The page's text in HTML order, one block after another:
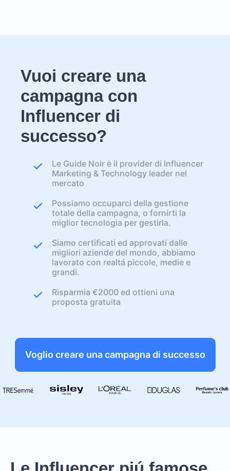
Vuoi creare una
campagna con
Influencer di
successo?
Le Guide Noir è il provider di Influencer
Marketing & Technology leader nel
mercato
Possiamo occuparci della gestione
totale della campagna, o fornirti la
miglior tecnologia per gestirla.
Siamo certificati ed approvati dalle
migliori aziende del mondo, abbiamo
lavorato con realtá piccole, medie e
grandi.
Risparmia €2000 ed ottieni una
proposta gratuita
Voglio creare una campagna di successo